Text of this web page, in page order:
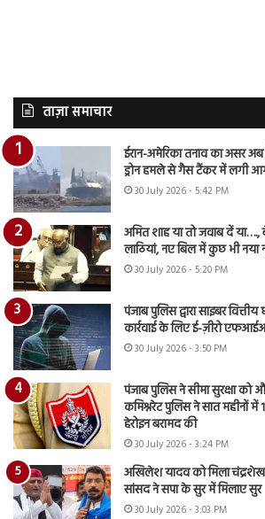
ताज़ा समाचार
ईरान-अमेरिका तनाव का असर अब
ड्रोन हमले से गैस टैंकर में लगी
30 July 2026 - 5:42 PM
अमित शाह या तो जवाब दें
लाठियां, नए बिल में कुछ भी
30 July 2026 - 5:20 PM
पंजाब पुलिस द्वारा साइबर
कार्रवाई के लिए ई-ज़ीरो
30 July 2026 - 3:50 PM
पंजाब पुलिस ने सीमा सुरक्षा
कमिश्नरेट पुलिस ने सात महीनों में
हेरोइन बरामद की
30 July 2026 - 3:24 PM
अखिलेश यादव को मिला
सांसद ने सपा के सुर में मिलाए सुर
30 July 2026 - 3:03 PM